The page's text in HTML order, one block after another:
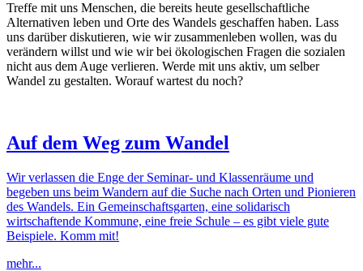
Treffe mit uns Menschen, die bereits heute gesellschaftliche
Alternativen leben und Orte des Wandels geschaffen haben. Lass
uns darüber diskutieren, wie wir zusammenleben wollen, was du
verändern willst und wie wir bei ökologischen Fragen die sozialen
nicht aus dem Auge verlieren. Werde mit uns aktiv, um selber
Wandel zu gestalten. Worauf wartest du noch?
Auf dem Weg zum Wandel
Wir verlassen die Enge der Seminar- und Klassenräume und
begeben uns beim Wandern auf die Suche nach Orten und Pionieren
des Wandels. Ein Gemeinschaftsgarten, eine solidarisch
wirtschaftende Kommune, eine freie Schule – es gibt viele gute
Beispiele. Komm mit!
mehr...